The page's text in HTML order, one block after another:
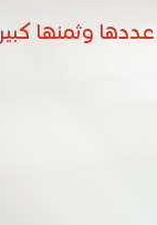
وثمنها كبير